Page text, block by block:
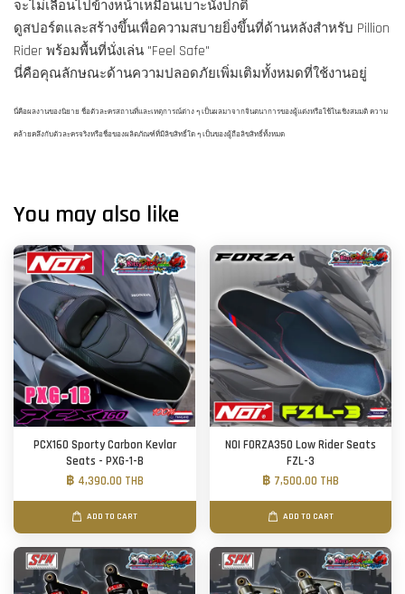
จะไม่เลื่อนไปข้างหน้าเหมือนเบาะนั่งปกติ
ดูสปอร์ตและสร้างขึ้นเพื่อความสบายยิ่งขึ้นที่ด้านหลังสำหรับ Pillion
Rider พร้อมพื้นที่นั่งเล่น "Feel Safe"
นี่คือคุณลักษณะด้านความปลอดภัยเพิ่มเติมทั้งหมดที่ใช้งานอยู่
นี่คือผลงานของนิยาย ชื่อตัวละครสถานที่และเหตุการณ์ต่าง ๆ เป็นผลมาจากจินตนาการของผู้แต่งหรือใช้ในเชิงสมมติ ความ
คล้ายคลึงกับตัวละครจริงหรือชื่อของผลิตภัณฑ์ที่มีลิขสิทธิ์ใด ๆ เป็นของผู้ถือลิขสิทธิ์ทั้งหมด
You may also like
PCX160 Sporty Carbon Kevlar
Seats - PXG-1-B
฿ 4,390.00 THB
ADD TO CART
NOI FORZA350 Low Rider Seats
FZL-3
฿ 7,500.00 THB
ADD TO CART